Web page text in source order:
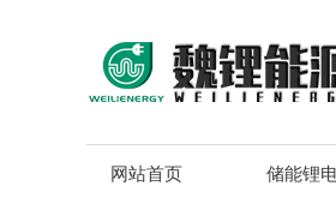
网站首页 储能锂